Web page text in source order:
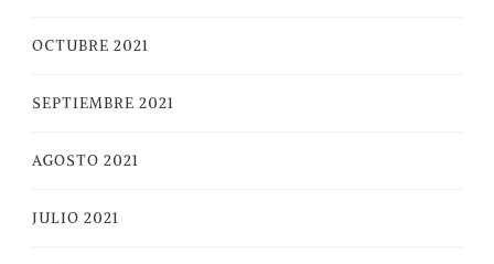
OCTUBRE 2021
SEPTIEMBRE 2021
AGOSTO 2021
JULIO 2021